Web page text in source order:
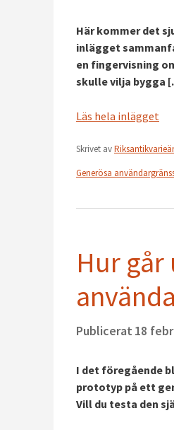
Här kommer det
inlägget
en fingervisning
skulle vilja bygga
Läs hela inlägget
Skrivet av
Generösa
Hur
Publicerat 18
I det föregående
prototyp på ett
Vill du testa den